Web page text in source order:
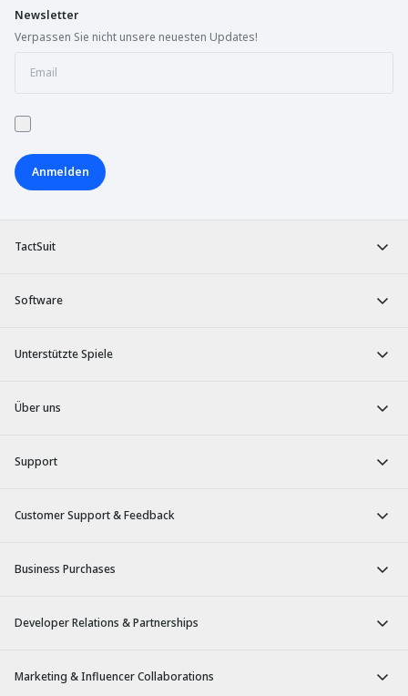
TactSuit
Software
Unterstützte Spiele
Über uns
Support
Customer Support & Feedback
Business Purchases
Developer Relations & Partnerships
Marketing & Influencer Collaborations
Newsletter
Verpassen Sie nicht unsere neuesten Updates!
Anmelden